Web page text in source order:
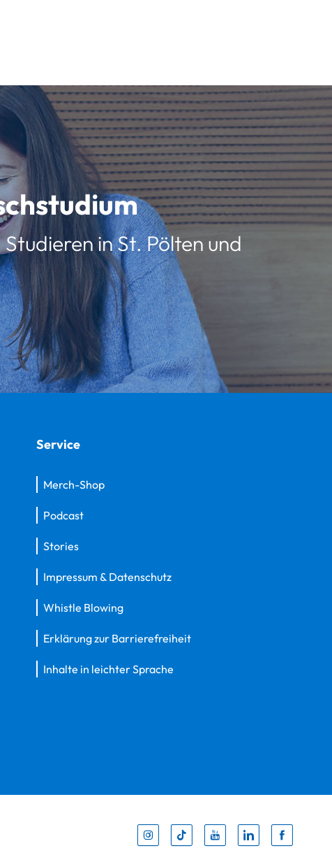
in St. Pölten und
Service
Merch-Shop
Podcast
Stories
Impressum & Datenschutz
Whistle Blowing
Erklärung zur Barrierefreiheit
Inhalte in leichter Sprache